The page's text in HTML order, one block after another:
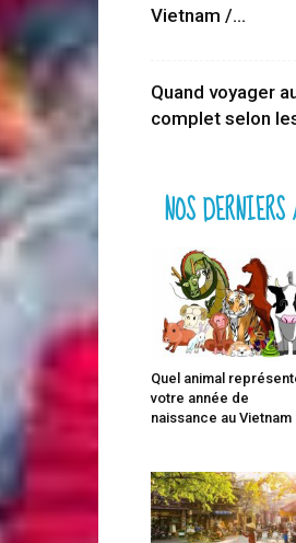
Vietnam /...
Quand voyager
complet selon
NOS
Quel animal
votre année de
naissance au Vietnam